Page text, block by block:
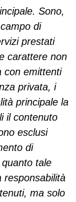
Sono,
di
prestati
carattere non
con emittenti
privata, i
principale la
il contenuto
esclusi
di
tale
responsabilità
ma solo